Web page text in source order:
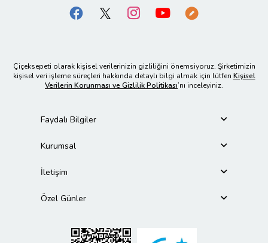
Çiçeksepeti olarak kişisel verilerinizin gizliliğini önemsiyoruz. Şirketimizin
kişisel veri işleme süreçleri hakkında detaylı bilgi almak için lütfen Kişisel
Verilerin Korunması ve Gizlilik Politikası’nı inceleyiniz.
Faydalı Bilgiler
Kurumsal
İletişim
Özel Günler